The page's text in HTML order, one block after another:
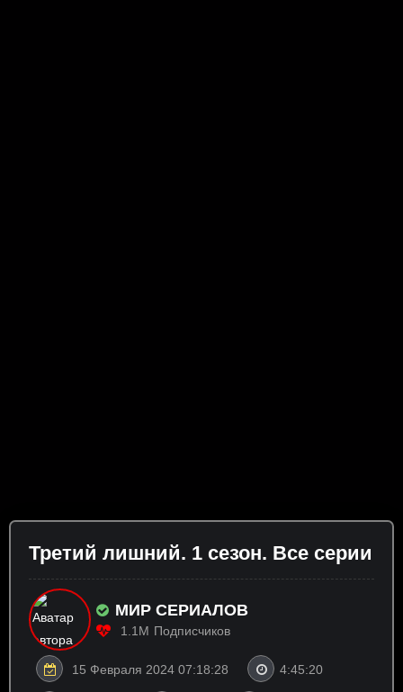
Третий лишний. 1 сезон. Все серии
МИР СЕРИАЛОВ
1.1M Подписчиков
15 Февраля 2024 07:18:28 4:45:20